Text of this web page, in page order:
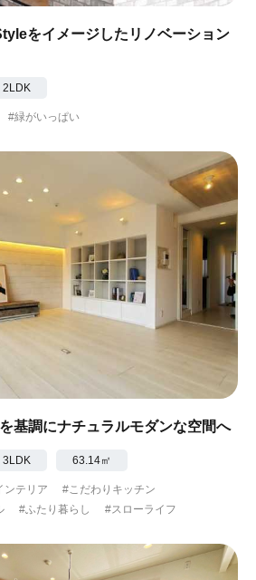
をイメージしたリノベーション
2LDK
#緑がいっぱい
基調にナチュラルモダンな空間へ
3LDK 63.14㎡
ンテリア
#こだわりキッチン
#ふたり暮らし #スローライフ